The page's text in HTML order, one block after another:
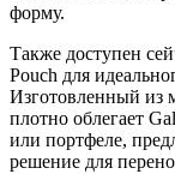
форму.
Также доступен
Pouch для
Изготовленный из
плотно облегает
или портфеле,
решение для